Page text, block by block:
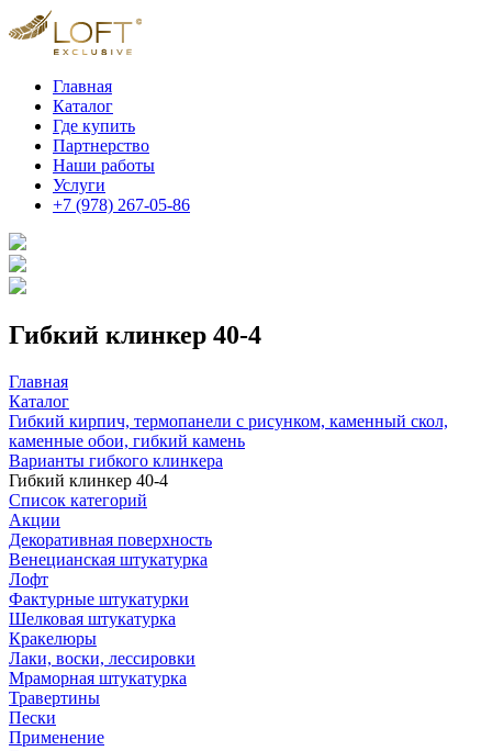
Главная
Каталог
Где купить
Партнерство
Наши работы
Услуги
+7 (978) 267-05-86
Гибкий клинкер 40-4
Главная
Каталог
Гибкий кирпич, термопанели с рисунком, каменный скол,
каменные обои, гибкий камень
Варианты гибкого клинкера
Гибкий клинкер 40-4
Список категорий
Акции
Декоративная поверхность
Венецианская штукатурка
Лофт
Фактурные штукатурки
Шелковая штукатурка
Кракелюры
Лаки, воски, лессировки
Мраморная штукатурка
Травертины
Пески
Применение